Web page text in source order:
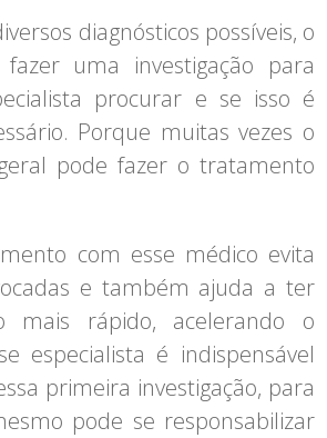
diagnósticos possíveis, o
uma investigação para
procurar e se isso é
Porque muitas vezes o
pode fazer o tratamento
com esse médico evita
e também ajuda a ter
mais rápido, acelerando o
especialista é indispensável
primeira investigação, para
pode se responsabilizar